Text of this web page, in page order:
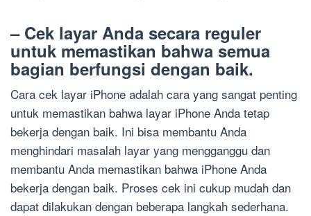
– Cek layar Anda secara reguler
untuk memastikan bahwa semua
bagian berfungsi dengan baik.
Cara cek layar iPhone adalah cara yang sangat penting
untuk memastikan bahwa layar iPhone Anda tetap
bekerja dengan baik. Ini bisa membantu Anda
menghindari masalah layar yang mengganggu dan
membantu Anda memastikan bahwa iPhone Anda
bekerja dengan baik. Proses cek ini cukup mudah dan
dapat dilakukan dengan beberapa langkah sederhana.